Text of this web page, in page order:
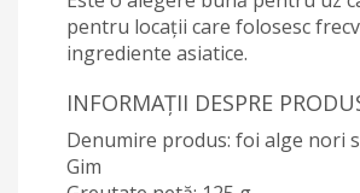
pentru locații care folosesc
ingrediente asiatice.
INFORMAȚII DESPRE
Denumire produs: foi alge nori
Gim